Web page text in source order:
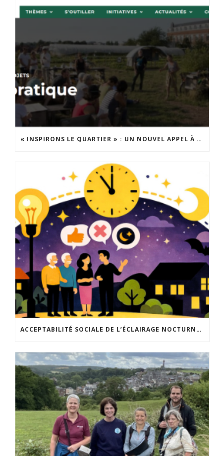
« INSPIRONS LE QUARTIER » : UN NOUVEL APPEL À PROJETS EST LANCÉ !
ACCEPTABILITÉ SOCIALE DE L’ÉCLAIRAGE NOCTURNE : LE REPLAY EST DISPONIBLE